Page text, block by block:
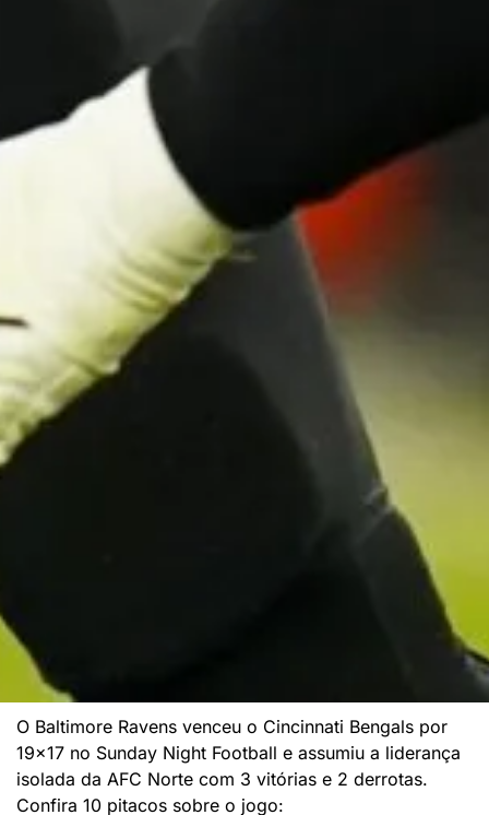
O Baltimore Ravens venceu o Cincinnati Bengals por
19×17 no Sunday Night Football e assumiu a liderança
isolada da AFC Norte com 3 vitórias e 2 derrotas.
Confira 10 pitacos sobre o jogo: